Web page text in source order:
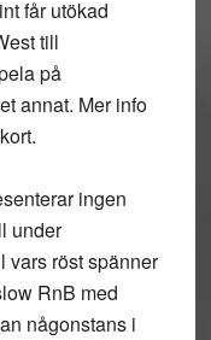
får utökad
till
på
annat. Mer info
ingen
under
vars röst spänner
RnB med
någonstans i